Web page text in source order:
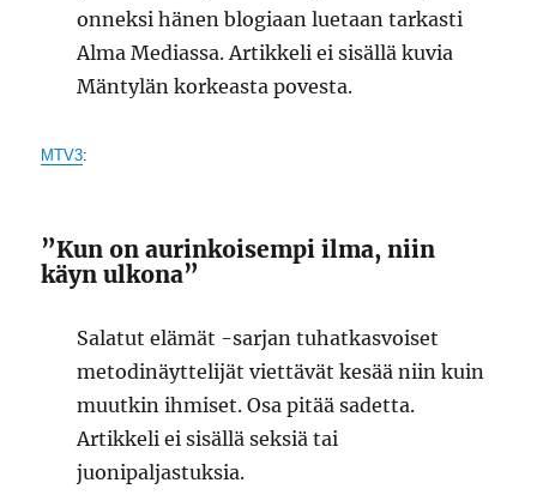
onneksi hänen blogiaan luetaan tarkasti
Alma Mediassa. Artikkeli ei sisällä kuvia
Mäntylän korkeasta povesta.
MTV3:
”Kun on aurinkoisempi ilma, niin
käyn ulkona”
Salatut elämät -sarjan tuhatkasvoiset
metodinäyttelijät viettävät kesää niin kuin
muutkin ihmiset. Osa pitää sadetta.
Artikkeli ei sisällä seksiä tai
juonipaljastuksia.